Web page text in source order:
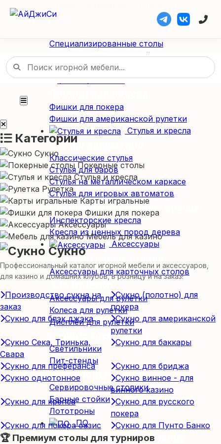
Складные покерные столы
Специализированные столы
Специализированные столы
Столы для американской рулетки
Столы из массива дерева
Фишки / Жетоны
Фишки для покера
Фишки для американской рулетки
Стулья и кресла
Стулья для казино
Классические стулья
Стулья для баров
Стулья на металлическом каркасе
Стулья для игровых автоматов
Специализированные кресла
Инспекторские кресла
Кресла из ценных пород дерева
Аксессуары
Для карточных столов
Аксессуары для карточных столов
Для рулетки
Аксессуары для рулетки
Колеса для рулетки
Дисплеи для рулетки
Прочие аксессуары
Светильники
Пит-стенды
Доп. оборудование
Сервировочные столики
Барные стойки
Лототроны
ПО
Программное обеспечение
Категории
Сукно
Покерные столы
Стулья и кресла
Рулетка
Карты игральные
Фишки для покера
Аксессуары
Мебель для казино
Сукно
Профессиональный каталог игорной мебели и аксессуаров,
для казино и домашних клубов, в розницу и на заказ!
Производство сукна на
заказ
Сукно (полотно) для
покера
Сукно для блэк джэка
Сукно для американской
рулетки
Сукно Сека, Тринька,
Свара
Сукно для баккары
Сукно для преферанса
Сукно для бриджа
Сукно однотонное
Сукно винное - для
винного казино
Сукно для крепса
Сукно для русского
покера
Сукно для покера оазис
Сукно для Пунто Банко
🏆 Премиум столы для турниров